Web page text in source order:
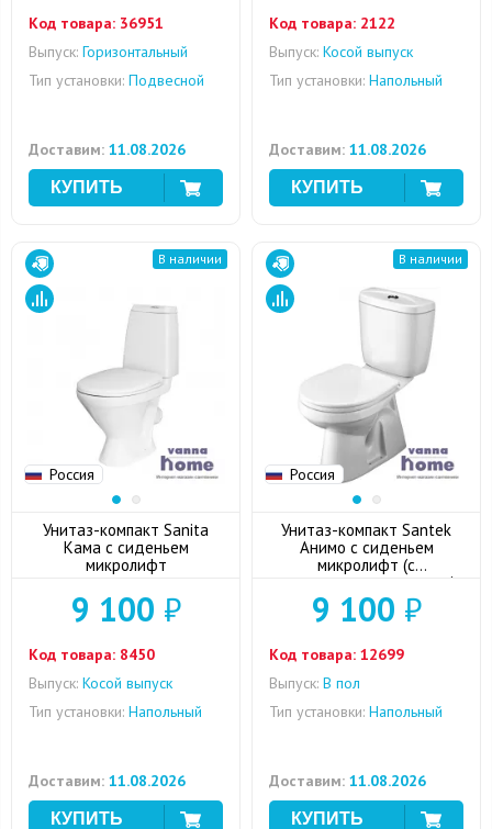
Код товара: 36951
Выпуск: Горизонтальный
Тип установки: Подвесной
Доставим: 11.08.2026
Код товара: 2122
Выпуск: Косой выпуск
Тип установки: Напольный
Доставим: 11.08.2026
Россия
В наличии
Унитаз-компакт Sanita
Кама с сиденьем
микролифт
9 100 ₽
Код товара: 8450
Выпуск: Косой выпуск
Тип установки: Напольный
Доставим: 11.08.2026
Россия
В наличии
Унитаз-компакт Santek
Анимо с сиденьем
микролифт (с
вертикальным выпуском)
9 100 ₽
Код товара: 12699
Выпуск: В пол
Тип установки: Напольный
Доставим: 11.08.2026